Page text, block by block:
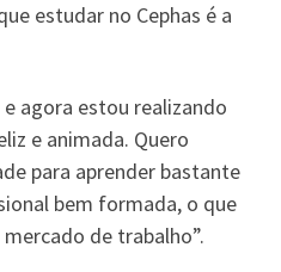
estudar no Cephas é a
agora estou realizando
e animada. Quero
para aprender bastante
bem formada, o que
de trabalho”.